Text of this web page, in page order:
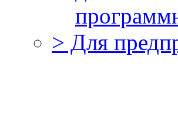
> Для